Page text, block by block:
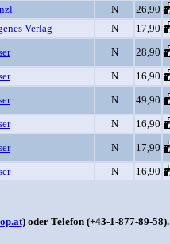
N
26,90
Verlag N
17,90
N
28,90
N
16,90
N
49,90
N
16,90
N
17,90
N 16,90
) oder Telefon (+43-1-877-89-58).